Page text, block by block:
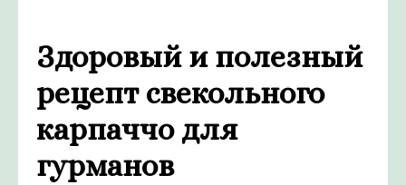
Здоровый и полезный
рецепт свекольного
карпаччо для
гурманов